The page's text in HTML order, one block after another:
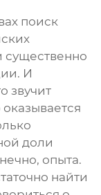
поиск
существенно
И
звучит
доли
опыта.
найти